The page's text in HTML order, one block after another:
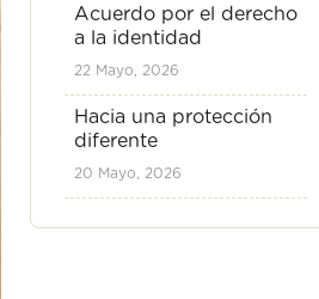
Acuerdo por el derecho
a la identidad
22 Mayo, 2026
Hacia una protección
diferente
20 Mayo, 2026